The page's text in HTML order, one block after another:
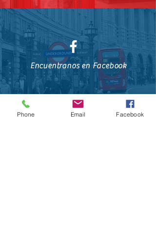
Encuentranos en Facebook
Phone Email Facebook